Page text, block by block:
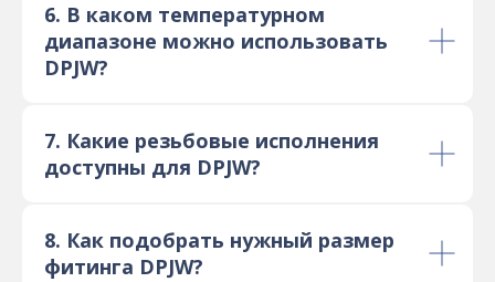
6. В каком температурном
диапазоне можно использовать
DPJW?
7. Какие резьбовые исполнения
доступны для DPJW?
8. Как подобрать нужный размер
фитинга DPJW?